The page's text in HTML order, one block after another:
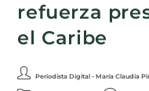
refuerza
el Caribe
Periodista Digital - María Claudia